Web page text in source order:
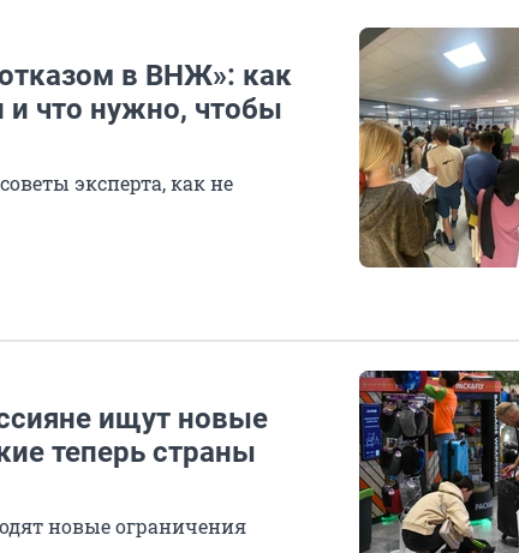
в ВНЖ»: как
и что нужно, чтобы
эксперта, как не
ищут новые
теперь страны
новые ограничения